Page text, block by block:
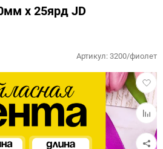
х 25ярд JD
в
к
Артикул:3200/фиолет